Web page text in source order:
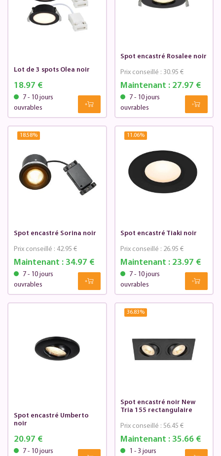
Lot de 3 spots Olea noir
18.97 €
7 - 10 jours
ouvrables
Spot encastré Rosalee noir
Maintenant : 27.97 €
Prix conseillé : 30.95 €
7 - 10 jours
ouvrables
18.58%
Spot encastré Sorina noir
Maintenant :34.97 €
Prix conseillé : 42.95 €
7 - 10 jours
ouvrables
11.06%
Spot encastré Tiaki noir
Maintenant : 23.97 €
Prix conseillé : 26.95 €
7 - 10 jours
ouvrables
Spot encastré Umberto
noir
20.97 €
7 - 10 jours
36.83%
Spot encastré noir New
Tria 155 rectangulaire
Maintenant : 35.66 €
Prix conseillé : 56.45 €
1 - 3 jours